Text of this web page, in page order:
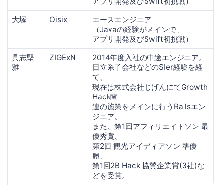
大塚
Oisix
エースエンジニア
（Javaの経験がメインで、
アプリ開発及びSwift初挑戦）
具志堅
雅
ZIGExN
2014年度入社の中途エンジニア。
日立系子会社などのSIer経験を経
て、
現在は株式会社じげんにてGrowth
Hack関
連の施策をメインに行うRailsエン
ジニア。
また、第1回アフィリエイトソン 最
優秀賞、
第2回 観光アイディアソン 準優
勝、
第1回2B Hack 協賛企業賞(3社)な
どを受賞。